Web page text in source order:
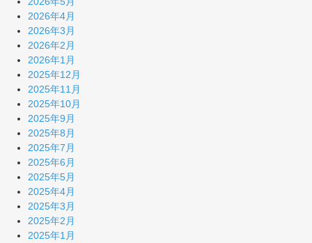
2026年4月
2026年3月
2026年2月
2026年1月
2025年12月
2025年11月
2025年10月
2025年9月
2025年8月
2025年7月
2025年6月
2025年5月
2025年4月
2025年3月
2025年2月
2025年1月